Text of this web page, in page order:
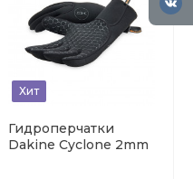
Хит
Гидроперчатки
Dakine Cyclone 2mm